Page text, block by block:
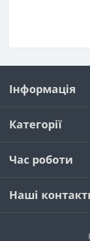
Інформація
Категорії
Час роботи
Наші